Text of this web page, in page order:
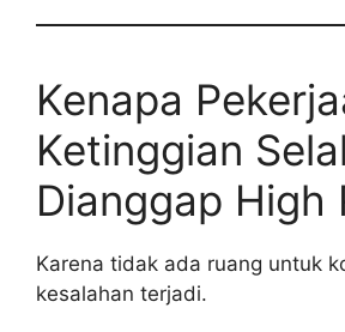
Kenapa
Ketinggian
Dianggap High
Karena tidak ada ruang untuk
kesalahan terjadi.